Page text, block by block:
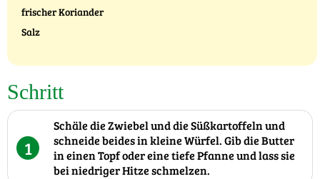
frischer Koriander
Salz
Schritt
1
Schäle die Zwiebel und die Süßkartoffeln und
schneide beides in kleine Würfel. Gib die Butter
in einen Topf oder eine tiefe Pfanne und lass sie
bei niedriger Hitze schmelzen.